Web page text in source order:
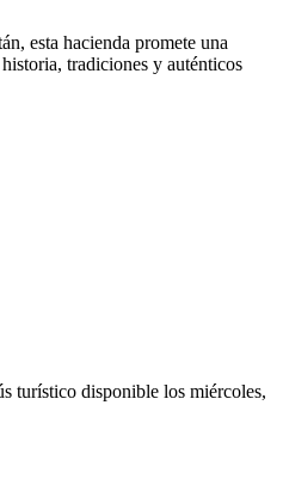
esta hacienda promete una
tradiciones y auténticos
turístico disponible los miércoles,